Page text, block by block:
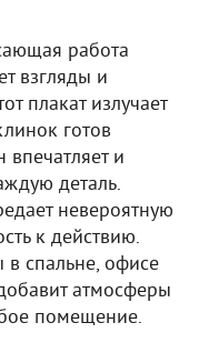
работа
взгляды и
плакат излучает
готов
впечатляет и
деталь.
невероятную
к действию.
в спальне, офисе
атмосферы
помещение.